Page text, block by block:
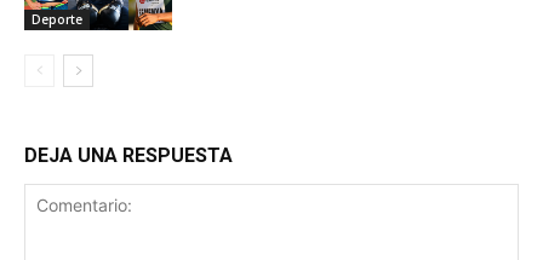
Deporte
DEJA UNA RESPUESTA